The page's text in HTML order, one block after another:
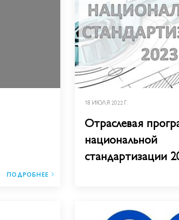
ПОДРОБНЕЕ
18 ИЮЛЯ 2022 Г.
Отраслевая
национальной
стандартизации